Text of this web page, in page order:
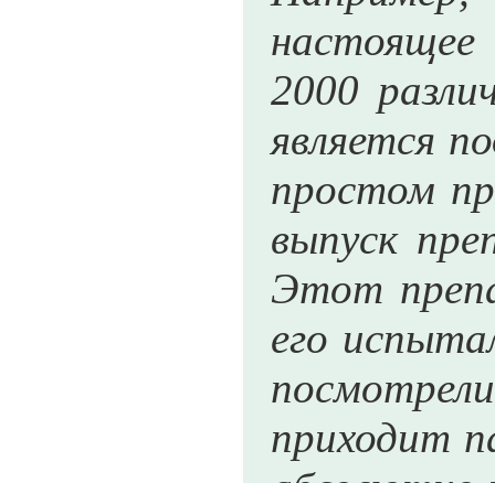
2000
является
простом
выпуск
Этот
его
приходит